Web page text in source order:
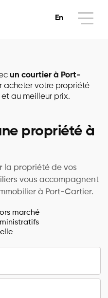
En
un courtier à Port-
acheter votre propriété
au meilleur prix.
propriété à
la propriété de vos
vous accompagnent
à Port-Cartier.
marché